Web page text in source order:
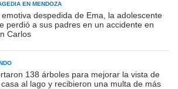
EN MENDOZA
emotiva despedida de Ema, la adolescente
perdió a sus padres en un accidente en
Carlos
138 árboles para mejorar la vista de
al lago y recibieron una multa de más